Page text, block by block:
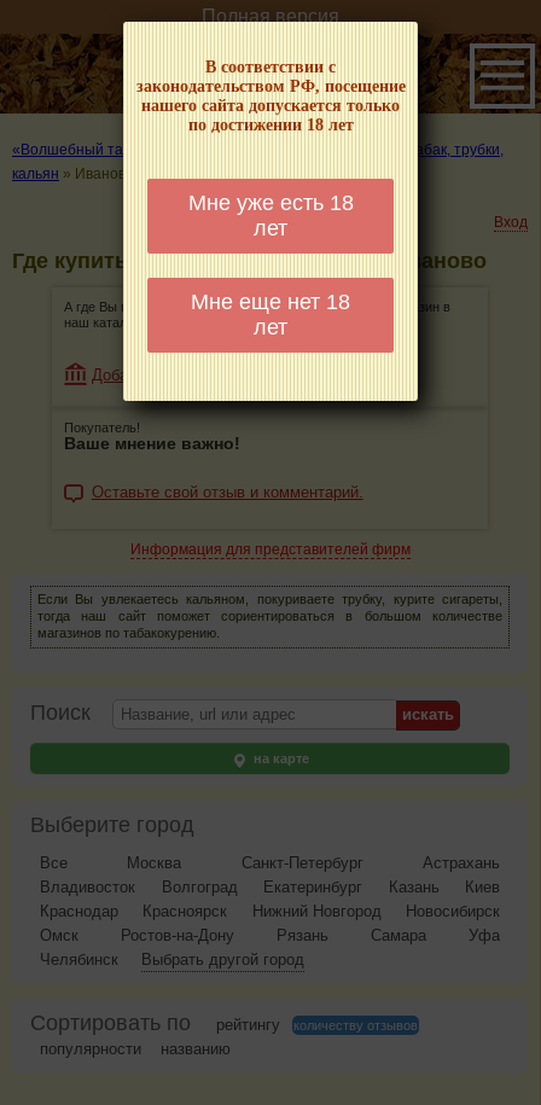
В соответствии с
законодательством РФ, посещение
нашего сайта допускается только
по достижении 18 лет
Мне уже есть 18
лет
Мне еще нет 18
лет
Полная версия
«Волшебный табачок» – о табаке и курении
Где купить табак, трубки,
кальян » Иваново
Вход
Где купить табак, трубки, кальян в Иваново
А где Вы покупаете табак, трубки, кальян? Добавьте магазин в
наш каталог!
Добавить магазин
Покупатель!
Ваше мнение важно!
Оставьте свой отзыв и комментарий.
Информация для представителей фирм
Если Вы увлекаетесь кальяном, покуриваете трубку, курите сигареты,
тогда наш сайт поможет сориентироваться в большом количестве
магазинов по табакокурению.
Поиск
на карте
Выберите город
Все Москва Санкт-Петербург
Астрахань
Владивосток
Волгоград Екатеринбург Казань
Киев
Краснодар
Красноярск Нижний Новгород
Новосибирск
Омск
Ростов-на-Дону Рязань Самара
Уфа
Челябинск
Выбрать другой город
Сортировать по рейтингу количеству отзывов
популярности названию